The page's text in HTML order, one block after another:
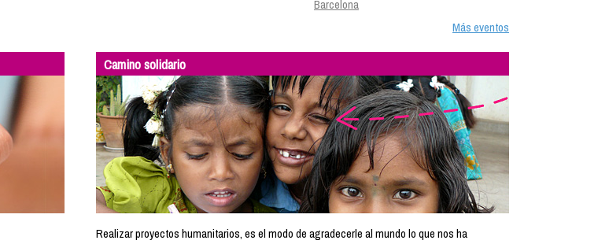
Barcelona
Más eventos
Camino solidario
Realizar proyectos humanitarios, es el modo de agradecerle al mundo lo que nos ha